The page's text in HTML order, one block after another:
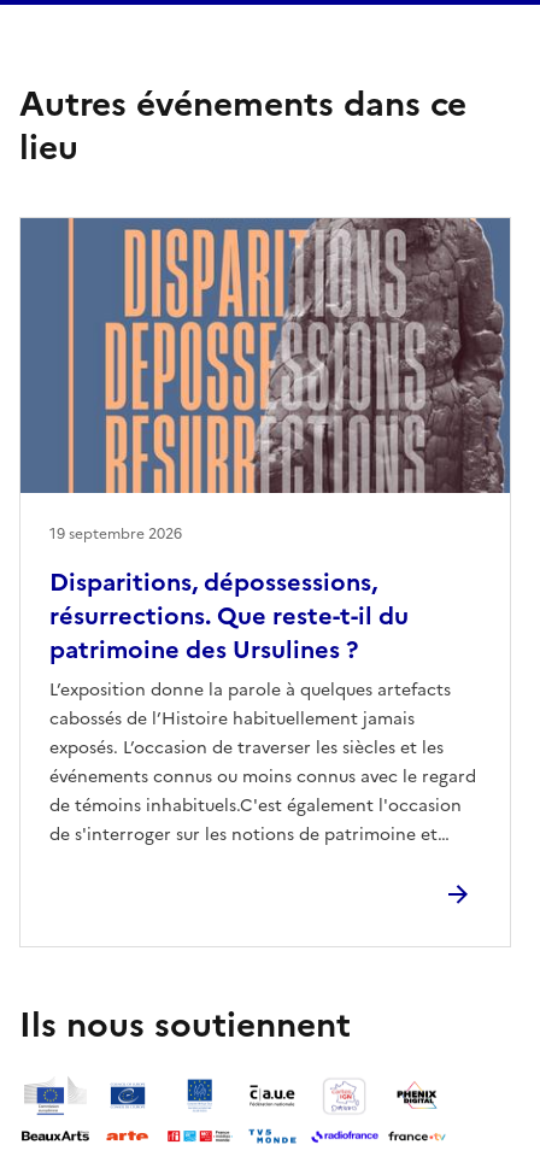
Autres événements dans ce
lieu
Disparitions, dépossessions,
résurrections. Que reste-t-il du
patrimoine des Ursulines ?
L’exposition donne la parole à quelques artefacts
cabossés de l’Histoire habituellement jamais
exposés. L’occasion de traverser les siècles et les
événements connus ou moins connus avec le regard
de témoins inhabituels.C'est également l'occasion
de s'interroger sur les notions de patrimoine et
19 septembre 2026
Ils nous soutiennent